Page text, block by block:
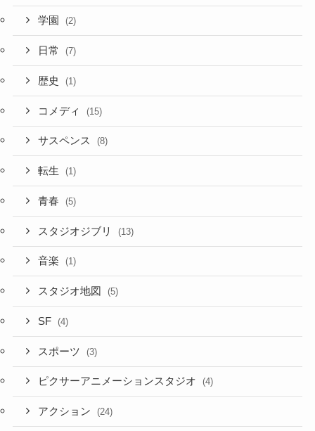
学園 (2)
日常 (7)
歴史 (1)
コメディ (15)
サスペンス (8)
転生 (1)
青春 (5)
スタジオジブリ (13)
音楽 (1)
スタジオ地図 (5)
SF (4)
スポーツ (3)
ピクサーアニメーションスタジオ (4)
アクション (24)